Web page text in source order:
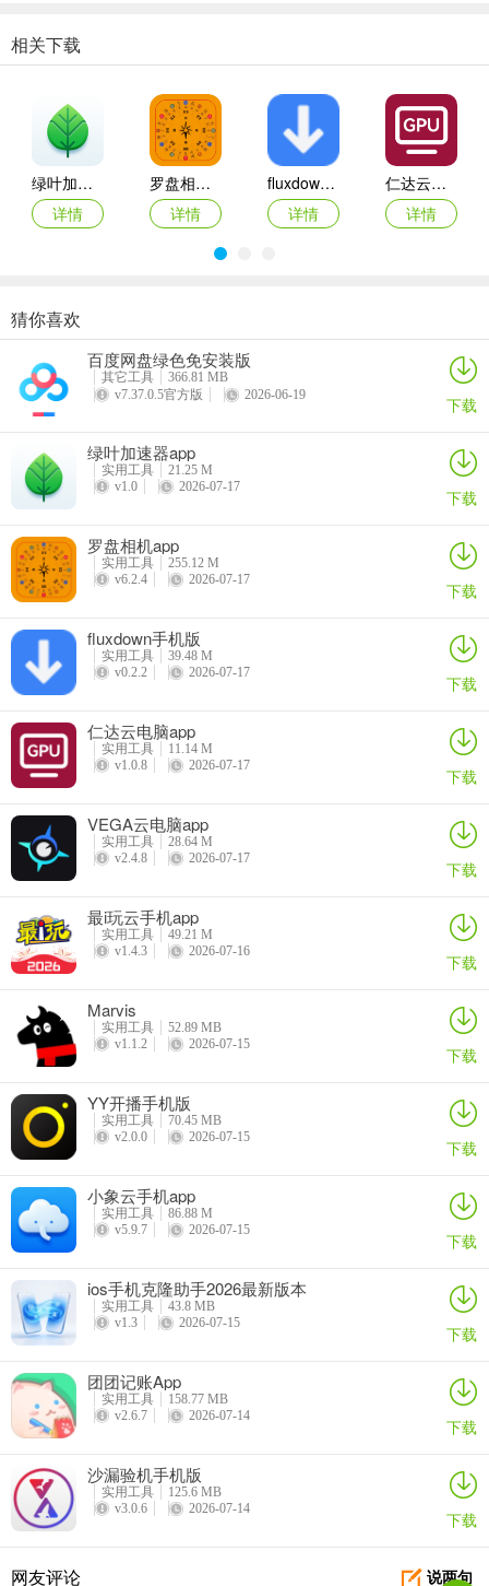
答：它能下载软件、游戏、工具等，资源覆盖范围广，从常用工具到
娱乐类应用都有，甚至包括一些特殊用途的软件。
2. 如何在白哥软件库中搜索资源？
答：内置搜索功能比较直接，输入关键词基本就能定位到目标，不需
答：支持资源免费下载，省去了在多个平台来回跳转的步骤，获取效
率更高。
4. 新手如何使用白哥软件库？
答：新手可以直接用搜索找结果，软件操作简单，打开就能搜，点了
就能下。
答：进入软件详情页后，直接点右上角收藏按钮，点一下就会加入收
藏；也可回到主界面，找到软件收藏入口点进去，进入后就能看到收
相关下载
绿叶加速器app
详情
罗盘相机app
详情
fluxdown手机版
详情
仁达云电脑app
详情
VEGA云电脑app
详情
2026百度网盘手机客户端
详情
最i玩云手机app
Marvis
猜你喜欢
百度网盘绿色免安装版
其它工具
366.81 MB
v7.37.0.5官方版
2026-06-19 下载
绿叶加速器app
实用工具
21.25 M
v1.0
2026-07-17 下载
罗盘相机app
实用工具
255.12 M
v6.2.4
2026-07-17 下载
fluxdown手机版
实用工具
39.48 M
v0.2.2
2026-07-17 下载
仁达云电脑app
实用工具
11.14 M
v1.0.8
2026-07-17 下载
VEGA云电脑app
实用工具
28.64 M
v2.4.8
2026-07-17 下载
最i玩云手机app
实用工具
49.21 M
v1.4.3
2026-07-16 下载
Marvis
实用工具
52.89 MB
v1.1.2
2026-07-15 下载
YY开播手机版
实用工具
70.45 MB
v2.0.0
2026-07-15 下载
小象云手机app
实用工具
86.88 M
v5.9.7
2026-07-15 下载
ios手机克隆助手2026最新版本
实用工具
43.8 MB
v1.3
2026-07-15 下载
团团记账App
实用工具
158.77 MB
v2.6.7
2026-07-14 下载
沙漏验机手机版
实用工具
125.6 MB
v3.0.6
2026-07-14 下载
说两句
网友评论